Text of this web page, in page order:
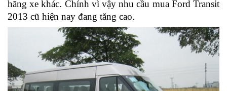
hãng xe khác. Chính vì vậy nhu cầu mua Ford Transit
2013 cũ hiện nay đang tăng cao.